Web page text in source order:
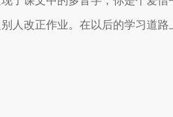
人改正作业。在以后的学习道